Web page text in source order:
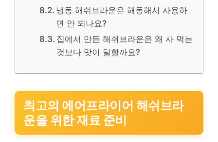
냉동 해쉬브라운은 해동해서 사용하
면 안 되나요?
집에서 만든 해쉬브라운은 왜 사 먹는
것보다 맛이 덜할까요?
최고의 에어프라이어 해쉬브라
운을 위한 재료 준비